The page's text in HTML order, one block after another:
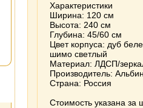
Характеристики
Ширина: 120 см
Высота: 240 см
Глубина: 45/60 см
Цвет корпуса: дуб
шимо светлый
Материал: ЛДСП/
Производитель:
Страна: Россия
Стоимость указана